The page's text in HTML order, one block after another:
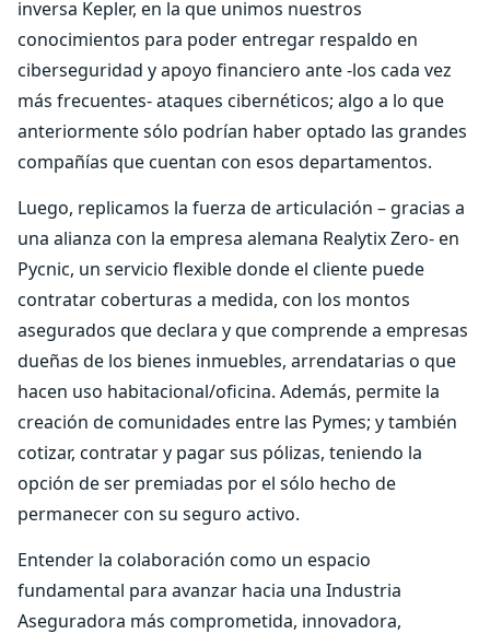
inversa Kepler, en la que unimos nuestros
conocimientos para poder entregar respaldo en
ciberseguridad y apoyo financiero ante -los cada vez
más frecuentes- ataques cibernéticos; algo a lo que
anteriormente sólo podrían haber optado las grandes
compañías que cuentan con esos departamentos.
Luego, replicamos la fuerza de articulación – gracias a
una alianza con la empresa alemana Realytix Zero- en
Pycnic, un servicio flexible donde el cliente puede
contratar coberturas a medida, con los montos
asegurados que declara y que comprende a empresas
dueñas de los bienes inmuebles, arrendatarias o que
hacen uso habitacional/oficina. Además, permite la
creación de comunidades entre las Pymes; y también
cotizar, contratar y pagar sus pólizas, teniendo la
opción de ser premiadas por el sólo hecho de
permanecer con su seguro activo.
Entender la colaboración como un espacio
fundamental para avanzar hacia una Industria
Aseguradora más comprometida, innovadora,